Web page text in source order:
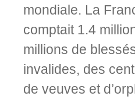
mondiale. La
comptait 1.4
millions de
invalides, des
de veuves et